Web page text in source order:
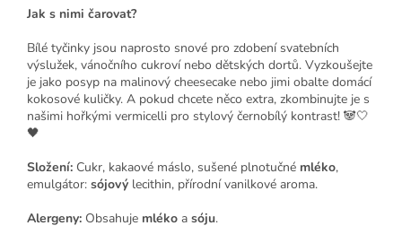
Jak s nimi čarovat?
Bílé tyčinky jsou naprosto snové pro zdobení svatebních
výslužek, vánočního cukroví nebo dětských dortů. Vyzkoušejte
je jako posyp na malinový cheesecake nebo jimi obalte domácí
kokosové kuličky. A pokud chcete něco extra, zkombinujte je s
našimi hořkými vermicelli pro stylový černobílý kontrast! 🐼🤍
🖤
Složení: Cukr, kakaové máslo, sušené plnotučné mléko,
emulgátor: sójový lecithin, přírodní vanilkové aroma.
Alergeny: Obsahuje mléko a sóju.